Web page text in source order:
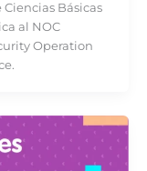
Básicas
al NOC
Operation